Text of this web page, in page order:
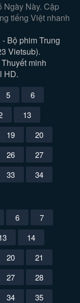
Ngày Này. Cập
tiếng Việt nhanh
Bộ phim Trung
Vietsub).
minh
HD.
5
6
13
19
20
26
27
33
34
6
7
14
20
21
27
28
34
35